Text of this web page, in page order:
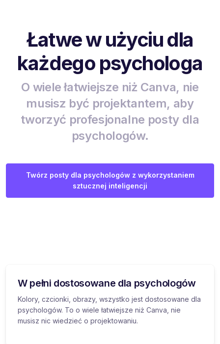
Łatwe w użyciu dla
każdego psychologa
O wiele łatwiejsze niż Canva, nie
musisz być projektantem, aby
tworzyć profesjonalne posty dla
psychologów.
Twórz posty dla psychologów z wykorzystaniem
sztucznej inteligencji
W pełni dostosowane dla psychologów
Kolory, czcionki, obrazy, wszystko jest dostosowane dla
psychologów. To o wiele łatwiejsze niż Canva, nie
musisz nic wiedzieć o projektowaniu.